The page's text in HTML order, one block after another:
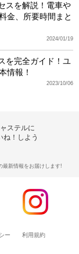
スを解説！電車や
金、所要時間まと
2024/01/19
を完全ガイド！ユ
情報！
2023/10/06
ステルに
ね！しよう
最新情報をお届けします!
ー 利用規約